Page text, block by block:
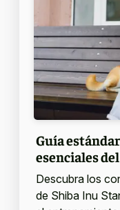
Guía
esenciales
Descubra los
de Shiba Inu